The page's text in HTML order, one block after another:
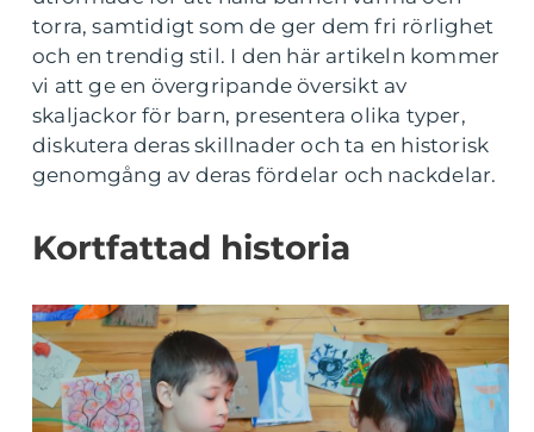
torra, samtidigt som de ger dem fri rörlighet
och en trendig stil. I den här artikeln kommer
vi att ge en övergripande översikt av
skaljackor för barn, presentera olika typer,
diskutera deras skillnader och ta en historisk
genomgång av deras fördelar och nackdelar.
Kortfattad historia